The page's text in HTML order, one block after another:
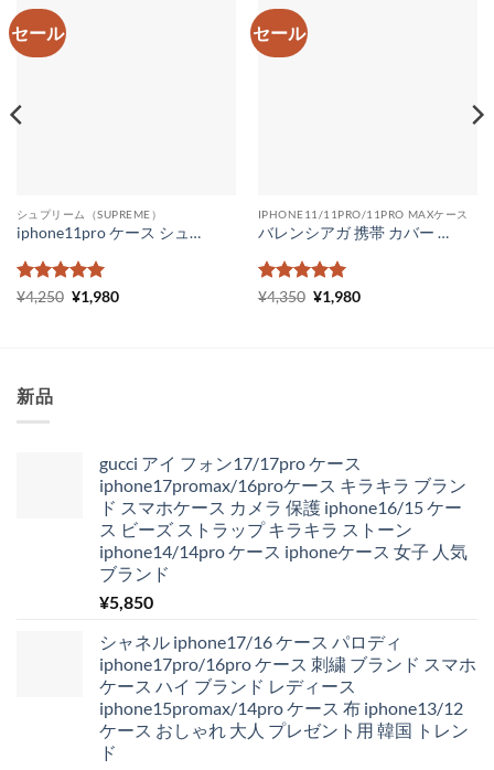
セール
シュプリーム（SUPREME）
iphone11pro ケース シュプリーム ルイヴィトン iPhone11 ケース メンズ ガラス lv supreme iphone xr ケース ペアルック
5段階中5の
¥4,250 元
¥1,980現
セール
IPHONE11/11PRO/11PRO MAXケース
バレンシアガ 携帯 カバー コピー ペアルック iphone12ケース 新作 balenciaga iphone xr アイフォンケース11 ケース 海外セレブ 背面ガラス
5段階中5の
¥4,350 元
¥1,980現
新品
gucci アイ フォン17/17pro ケース
iphone17promax/16proケース キラキラ ブラン
ド スマホケース カメラ 保護 iphone16/15 ケー
ス ビーズ ストラップ キラキラ ストーン
iphone14/14pro ケース iphoneケース 女子 人気
ブランド
¥5,850
シャネル iphone17/16 ケース パロディ
iphone17pro/16pro ケース 刺繍 ブランド スマホ
ケース ハイ ブランド レディース
iphone15promax/14pro ケース 布 iphone13/12
ケース おしゃれ 大人 プレゼント用 韓国 トレン
ド